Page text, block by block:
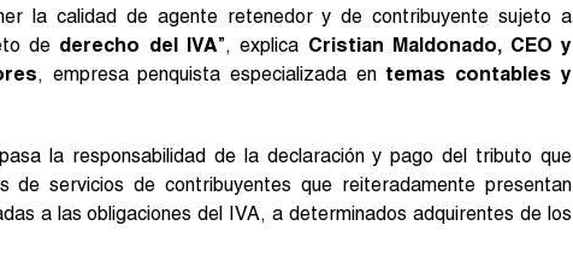
la calidad de agente retenedor y de contribuyente sujeto a
de derecho del IVA”, explica Cristian Maldonado, CEO y
, empresa penquista especializada en temas contables y
la responsabilidad de la declaración y pago del tributo que
servicios de contribuyentes que reiteradamente presentan
a las obligaciones del IVA, a determinados adquirentes de los